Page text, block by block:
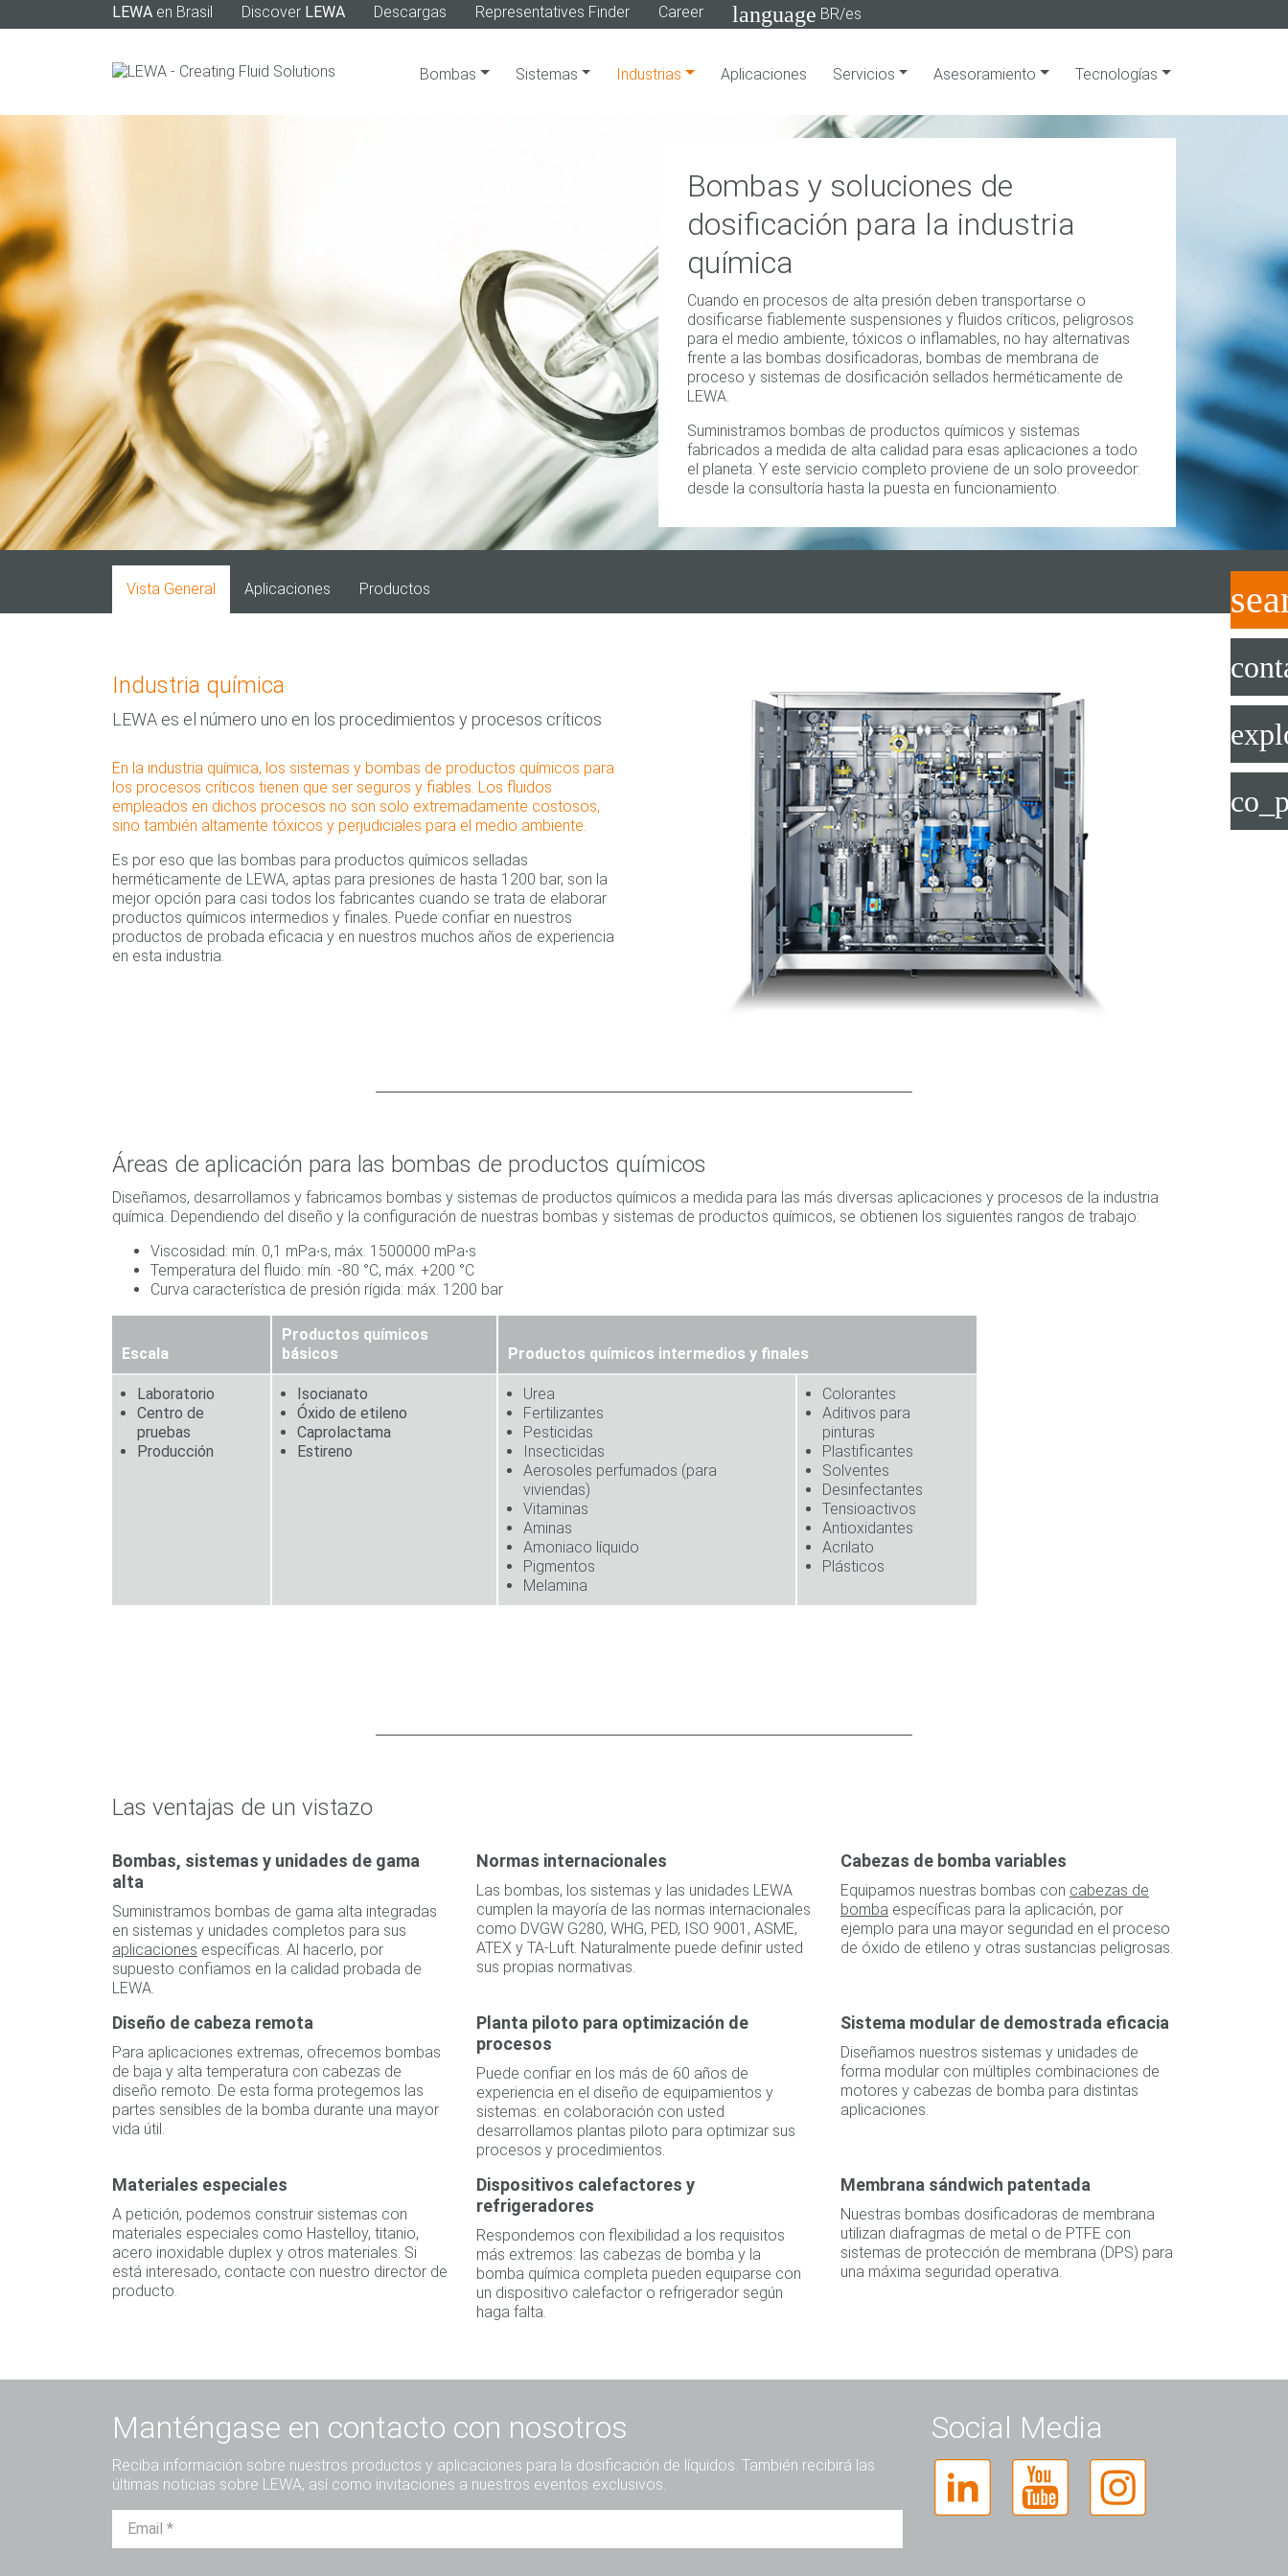
LEWA en Brasil Discover LEWA Descargas Representatives Finder Career language BR/es
Bombas Sistemas Industrias Aplicaciones Servicios Asesoramiento Tecnologías
Bombas y soluciones de
dosificación para la industria
química
Cuando en procesos de alta presión deben transportarse o
dosificarse fiablemente suspensiones y fluidos críticos, peligrosos
para el medio ambiente, tóxicos o inflamables, no hay alternativas
frente a las bombas dosificadoras, bombas de membrana de
proceso y sistemas de dosificación sellados herméticamente de
LEWA.
Suministramos bombas de productos químicos y sistemas
fabricados a medida de alta calidad para esas aplicaciones a todo
el planeta. Y este servicio completo proviene de un solo proveedor:
desde la consultoría hasta la puesta en funcionamiento.
Vista General Aplicaciones Productos
Industria química
LEWA es el número uno en los procedimientos y procesos críticos
En la industria química, los sistemas y bombas de productos químicos para
los procesos críticos tienen que ser seguros y fiables. Los fluidos
empleados en dichos procesos no son solo extremadamente costosos,
sino también altamente tóxicos y perjudiciales para el medio ambiente.
Es por eso que las bombas para productos químicos selladas
herméticamente de LEWA, aptas para presiones de hasta 1200 bar, son la
mejor opción para casi todos los fabricantes cuando se trata de elaborar
productos químicos intermedios y finales. Puede confiar en nuestros
productos de probada eficacia y en nuestros muchos años de experiencia
en esta industria.
Áreas de aplicación para las bombas de productos químicos
Diseñamos, desarrollamos y fabricamos bombas y sistemas de productos químicos a medida para las más diversas aplicaciones y procesos de la industria
química. Dependiendo del diseño y la configuración de nuestras bombas y sistemas de productos químicos, se obtienen los siguientes rangos de trabajo:
Viscosidad: mín. 0,1 mPa∙s, máx. 1500000 mPa∙s
Temperatura del fluido: mín. -80 °C, máx. +200 °C
Curva característica de presión rígida: máx. 1200 bar
Escala
Productos químicos
básicos
Productos químicos intermedios y finales
Laboratorio
Centro de
pruebas
Producción
Isocianato
Óxido de etileno
Caprolactama
Estireno
Urea
Fertilizantes
Pesticidas
Insecticidas
Aerosoles perfumados (para
viviendas)
Vitaminas
Aminas
Amoniaco líquido
Pigmentos
Melamina
Colorantes
Aditivos para
pinturas
Plastificantes
Solventes
Desinfectantes
Tensioactivos
Antioxidantes
Acrilato
Plásticos
Las ventajas de un vistazo
Bombas, sistemas y unidades de gama
alta
Suministramos bombas de gama alta integradas
en sistemas y unidades completos para sus
aplicaciones específicas. Al hacerlo, por
supuesto confiamos en la calidad probada de
LEWA.
Normas internacionales
Las bombas, los sistemas y las unidades LEWA
cumplen la mayoría de las normas internacionales
como DVGW G280, WHG, PED, ISO 9001, ASME,
ATEX y TA-Luft. Naturalmente puede definir usted
sus propias normativas.
Cabezas de bomba variables
Equipamos nuestras bombas con cabezas de
bomba específicas para la aplicación, por
ejemplo para una mayor seguridad en el proceso
de óxido de etileno y otras sustancias peligrosas.
Diseño de cabeza remota
Para aplicaciones extremas, ofrecemos bombas
de baja y alta temperatura con cabezas de
diseño remoto. De esta forma protegemos las
partes sensibles de la bomba durante una mayor
vida útil.
Planta piloto para optimización de
procesos
Puede confiar en los más de 60 años de
experiencia en el diseño de equipamientos y
sistemas: en colaboración con usted
desarrollamos plantas piloto para optimizar sus
procesos y procedimientos.
Sistema modular de demostrada eficacia
Diseñamos nuestros sistemas y unidades de
forma modular con múltiples combinaciones de
motores y cabezas de bomba para distintas
aplicaciones.
Materiales especiales
A petición, podemos construir sistemas con
materiales especiales como Hastelloy, titanio,
acero inoxidable duplex y otros materiales. Si
está interesado, contacte con nuestro director de
producto.
Dispositivos calefactores y
refrigeradores
Respondemos con flexibilidad a los requisitos
más extremos: las cabezas de bomba y la
bomba química completa pueden equiparse con
un dispositivo calefactor o refrigerador según
haga falta.
Membrana sándwich patentada
Nuestras bombas dosificadoras de membrana
utilizan diafragmas de metal o de PTFE con
sistemas de protección de membrana (DPS) para
una máxima seguridad operativa.
Manténgase en contacto con nosotros
Reciba información sobre nuestros productos y aplicaciones para la dosificación de líquidos. También recibirá las
últimas noticias sobre LEWA, así como invitaciones a nuestros eventos exclusivos.
Social Media